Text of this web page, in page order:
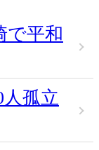
で平和
孤立